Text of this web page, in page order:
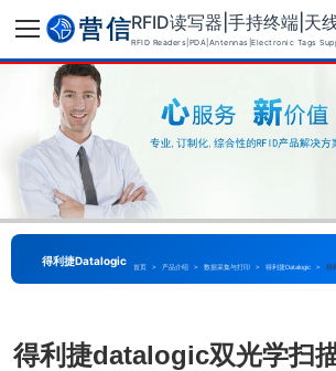
RFID Readers|PDA|Antennas|Electronic Tags
得利捷Datalogic 首页 > 产品介绍 > 数据采集与打印 > 得利捷Datalogic > 得
得利捷datalogic双光学扫